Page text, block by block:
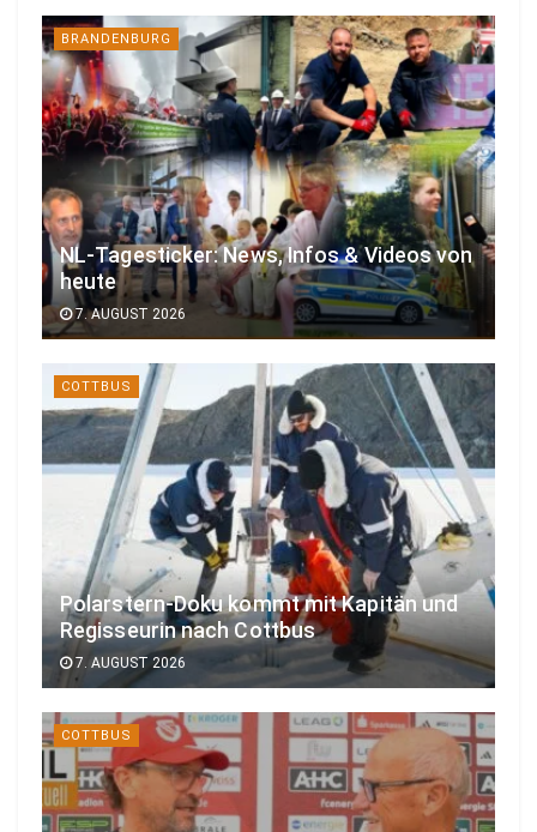
BRANDENBURG
NL-Tagesticker: News, Infos & Videos von
heute
7. AUGUST 2026
COTTBUS
Polarstern-Doku kommt mit Kapitän und
Regisseurin nach Cottbus
7. AUGUST 2026
COTTBUS